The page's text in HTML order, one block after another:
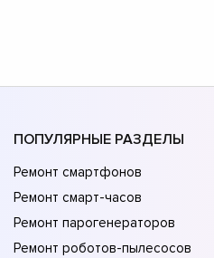
ПОПУЛЯРНЫЕ РАЗДЕЛЫ
Ремонт смартфонов
Ремонт смарт-часов
Ремонт парогенераторов
Ремонт роботов-пылесосов